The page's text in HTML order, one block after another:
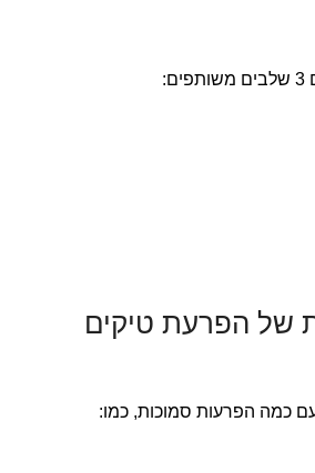
של הפרעת טיקים
כמה הפרעות סמוכות, כמו: